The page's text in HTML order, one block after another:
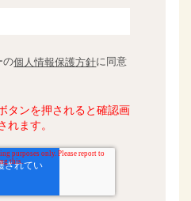
の個人情報保護方針に同意
タンを押されると確認画
れます。